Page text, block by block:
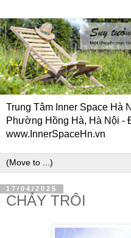
Trung Tâm Inner Space Hà
Phường Hồng Hà, Hà Nội -
www.InnerSpaceHn.vn
17/04/2025
CHẢY TRÔI